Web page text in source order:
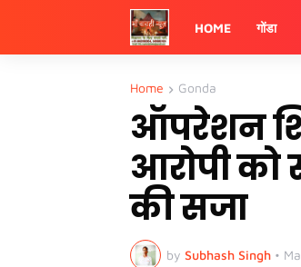
HOME गोंडा
Home Gonda
ऑपरेशन
आरोपी को
की सजा
by Subhash Singh •